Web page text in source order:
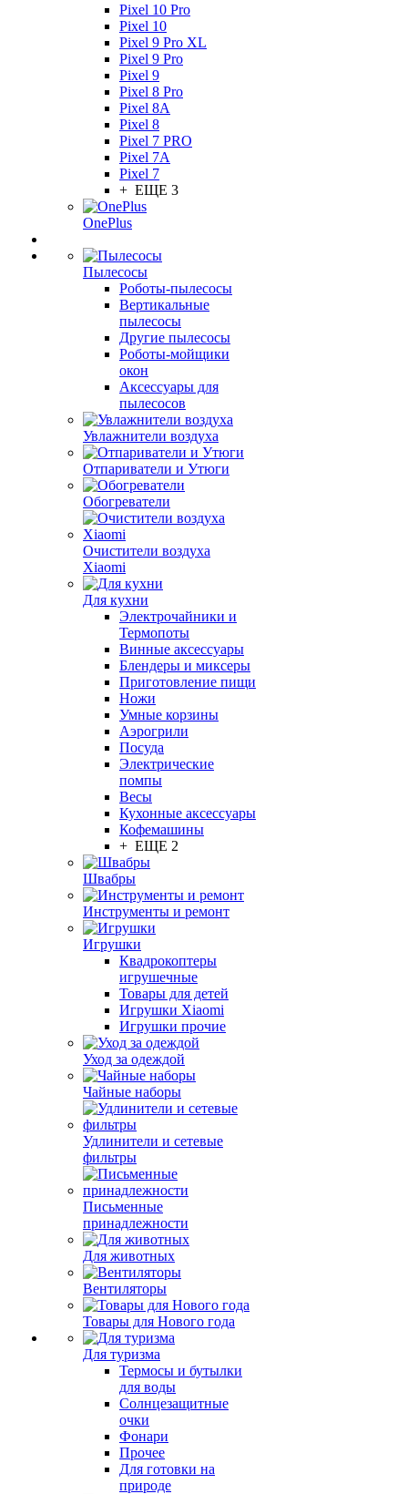
Pixel 10 Pro
Pixel 10
Pixel 9 Pro XL
Pixel 9 Pro
Pixel 9
Pixel 8 Pro
Pixel 8A
Pixel 8
Pixel 7 PRO
Pixel 7A
Pixel 7
+ ЕЩЕ 3
OnePlus
Пылесосы
Роботы-пылесосы
Вертикальные
пылесосы
Другие пылесосы
Роботы-мойщики
окон
Аксессуары для
пылесосов
Увлажнители воздуха
Отпариватели и Утюги
Обогреватели
Очистители воздуха
Xiaomi
Для кухни
Электрочайники и
Термопоты
Винные аксессуары
Блендеры и миксеры
Приготовление пищи
Ножи
Умные корзины
Аэрогрили
Посуда
Электрические
помпы
Весы
Кухонные аксессуары
Кофемашины
+ ЕЩЕ 2
Швабры
Инструменты и ремонт
Игрушки
Квадрокоптеры
игрушечные
Товары для детей
Игрушки Xiaomi
Игрушки прочие
Уход за одеждой
Чайные наборы
Удлинители и сетевые
фильтры
Письменные
принадлежности
Для животных
Вентиляторы
Товары для Нового года
Для туризма
Термосы и бутылки
для воды
Солнцезащитные
очки
Фонари
Прочее
Для готовки на
природе